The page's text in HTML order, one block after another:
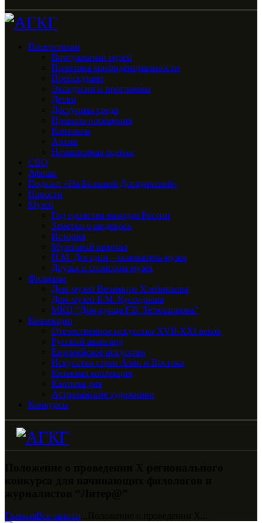
Посетителям
Виртуальный музей
Политика конфиденциальности
Прейскурант
Экскурсии и программы
Детям
Доступная среда
Правила посещения
Контакты
Архив
Независимая оценка
СВО
Афиша
Подкаст «На Большой Догадинской»
Новости
Музей
Год единства народов России
Заметки о шедеврах
История
Музейный квартал
П.М. Догадин – основатель музея
Друзья и спонсоры музея
Филиалы
Дом-музей Велимира Хлебникова
Дом-музей Б.М. Кустодиева
МКЦ “Дом купца Г.В. Тетюшинова”
Коллекции
Отечественное искусство XVII-XXI веков
Русский авангард
Европейское искусство
Искусство стран Азии и Востока
Книжная коллекция
Картина дня
Астраханские художники
Конкурсы
ГлавнаяВсе записи